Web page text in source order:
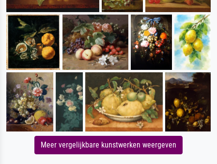
Meer vergelijkbare kunstwerken weergeven